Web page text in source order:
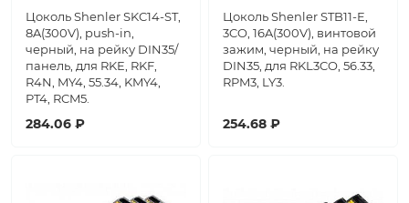
Цоколь Shenler SKC14-ST,
8A(300V), push-in,
черный, на рейку DIN35/
панель, для RKE, RKF,
R4N, MY4, 55.34, KMY4,
PT4, RCM5.
284.06 ₽
Цоколь Shenler STB11-E,
3CO, 16A(300V), винтовой
зажим, черный, на рейку
DIN35, для RKL3CO, 56.33,
RPM3, LY3.
254.68 ₽